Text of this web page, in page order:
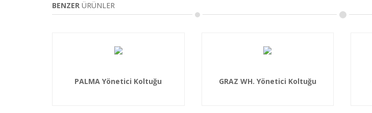
BENZER ÜRÜNLER
PALMA Yönetici Koltuğu GRAZ WH. Yönetici Koltuğu